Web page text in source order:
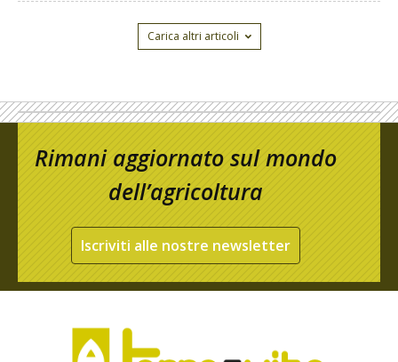
Carica altri articoli
Rimani aggiornato sul mondo
dell’agricoltura
Iscriviti alle nostre newsletter